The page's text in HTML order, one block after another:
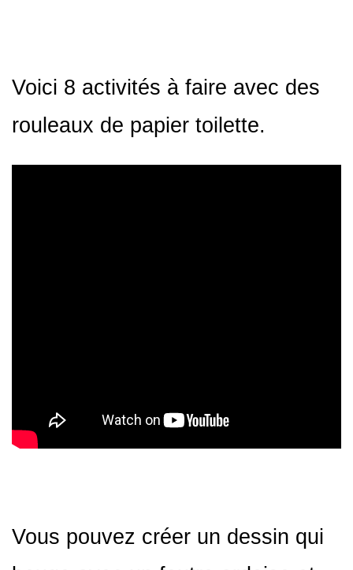
Voici 8 activités à faire avec des
rouleaux de papier toilette.
Vous pouvez créer un dessin qui